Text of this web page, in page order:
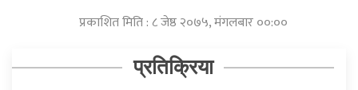
प्रकाशित मिति : ८ जेष्ठ २०७५, मंगलबार ००:००
प्रतिक्रिया